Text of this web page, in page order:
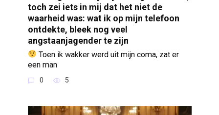
toch zei iets in mij dat het niet de
waarheid was: wat ik op mijn telefoon
ontdekte, bleek nog veel
angstaanjagender te zijn
Toen ik wakker werd uit mijn coma, zat er
een man
0 5